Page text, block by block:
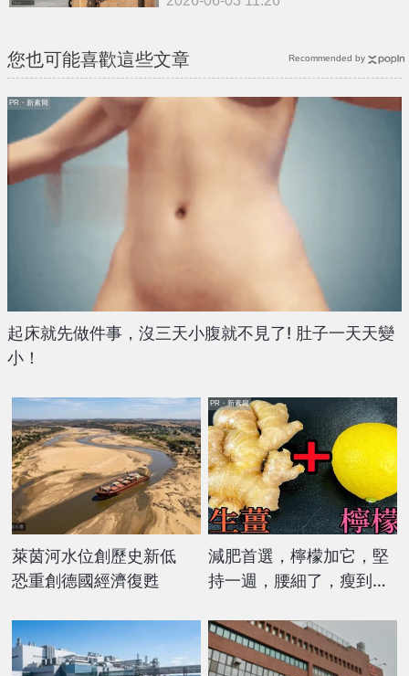
您也可能喜歡這些文章
起床就先做件事，沒三天小腹就不見了! 肚子一天天變
小！
PR・新素簡
萊茵河水位創歷史新低
恐重創德國經濟復甦
減肥首選，檸檬加它，堅
持一週，腰細了，瘦到你
PR・新素簡
Recommended by